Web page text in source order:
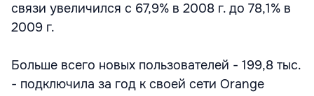
связи увеличился с 67,9% в 2008 г. до 78,1% в
2009 г.
Больше всего новых пользователей - 199,8 тыс.
- подключила за год к своей сети Orange